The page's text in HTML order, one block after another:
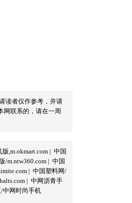
读者仅作参考，并请
网联系的，请在一周
,m.okmart.com | 中国
/m.ntw360.com | 中国
| 中国塑料网/
| 中网沥青手
中网时尚手机